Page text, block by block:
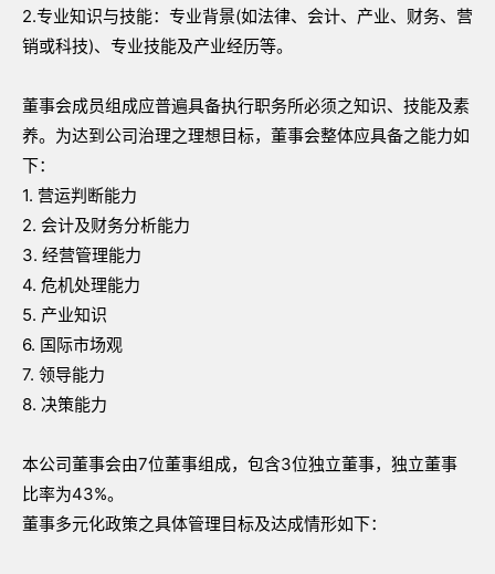
2.专业知识与技能：专业背景(如法律、会计、产业、财务、营
销或科技)、专业技能及产业经历等。
董事会成员组成应普遍具备执行职务所必须之知识、技能及素
养。为达到公司治理之理想目标，董事会整体应具备之能力如
下：
1. 营运判断能力
2. 会计及财务分析能力
3. 经营管理能力
4. 危机处理能力
5. 产业知识
6. 国际市场观
7. 领导能力
8. 决策能力
本公司董事会由7位董事组成，包含3位独立董事，独立董事
比率为43%。
董事多元化政策之具体管理目标及达成情形如下：